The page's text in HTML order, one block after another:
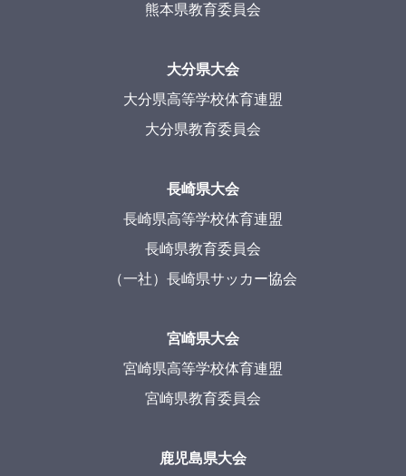
熊本県教育委員会
大分県大会
大分県高等学校体育連盟
大分県教育委員会
長崎県大会
長崎県高等学校体育連盟
長崎県教育委員会
（一社）長崎県サッカー協会
宮崎県大会
宮崎県高等学校体育連盟
宮崎県教育委員会
鹿児島県大会